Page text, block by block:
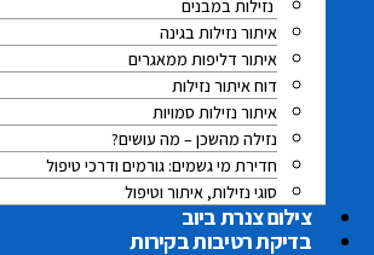
נזילות במבנים
איתור נזילות בגינה
איתור דליפות ממאגרים
דוח איתור נזילות
איתור נזילות סמויות
נזילה מהשכן – מה עושים?
חדירת מי גשמים: גורמים ודרכי טיפול
סוגי נזילות, איתור וטיפול
צילום צנרת ביוב
בדיקת רטיבות בקירות